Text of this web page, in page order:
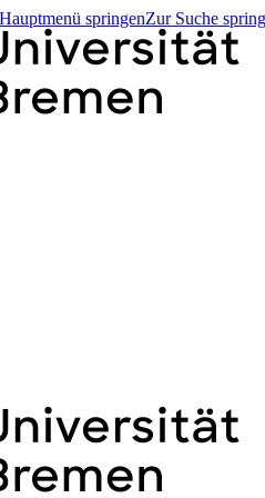
springenZur Suche